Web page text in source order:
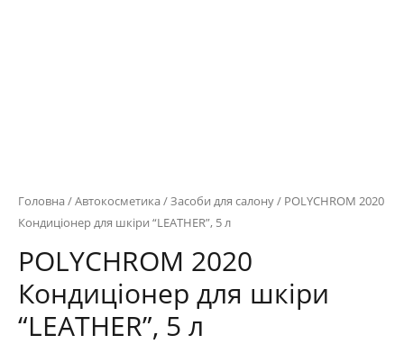
Головна/Автокосметика/Засоби для салону/ POLYCHROM 2020
Кондиціонер для шкіри “LEATHER”, 5 л
POLYCHROM 2020
Кондиціонер для шкіри
“LEATHER”, 5 л